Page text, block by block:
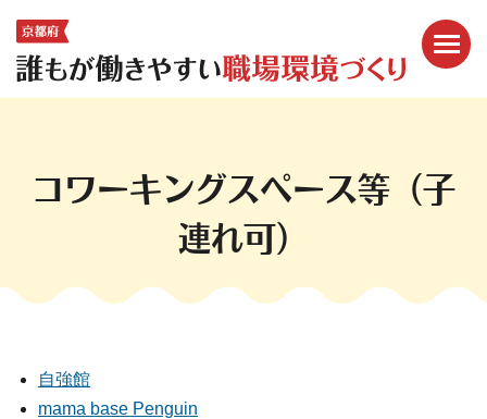
メニ
コワーキングスペース等（子
連れ可）
自強館
mama base Penguin